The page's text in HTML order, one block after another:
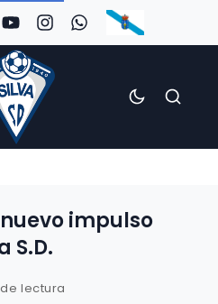
impulso
S.D.
lectura